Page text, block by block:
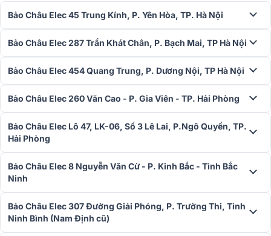
Bảo Châu Elec 45 Trung Kính, P. Yên Hòa, TP. Hà Nội
Bảo Châu Elec 287 Trần Khát Chân, P. Bạch Mai, TP Hà Nội
Bảo Châu Elec 454 Quang Trung, P. Dương Nội, TP Hà Nội
Bảo Châu Elec 260 Văn Cao - P. Gia Viên - TP. Hải Phòng
Bảo Châu Elec Lô 47, LK-06, Số 3 Lê Lai, P.Ngô Quyền, TP.
Hải Phòng
Bảo Châu Elec 8 Nguyễn Văn Cừ - P. Kinh Bắc - Tỉnh Bắc
Ninh
Bảo Châu Elec 307 Đường Giải Phóng, P. Trường Thi, Tỉnh
Ninh Bình (Nam Định cũ)